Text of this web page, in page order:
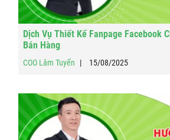
Dịch Vụ Thiết Kế Fanpage Facebook
Bán Hàng
COO Lâm Tuyến 15/08/2025